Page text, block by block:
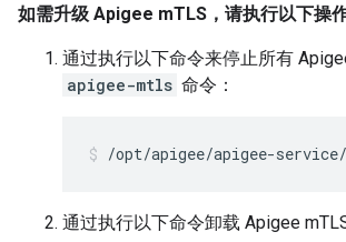
如需升级 Apigee mTLS，请执行以下操
通过执行以下命令来停止所有
apigee-mtls 命令：
/opt/apigee/apigee-
通过执行以下命令卸载 Apigee